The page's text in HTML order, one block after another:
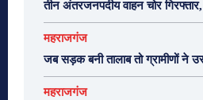
तीन अंतरजनपदीय वाहन चोर
महराजगंज
जब सड़क बनी तालाब तो ग्रामीणों ने
महराजगंज